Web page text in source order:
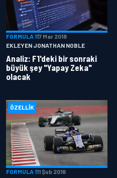
FORMULA 117 Mar 2018
EKLEYEN JONATHAN NOBLE
Analiz: F1'deki bir sonraki
büyük şey "Yapay Zeka"
olacak
ÖZELLIK
FORMULA 111 Şub 2018